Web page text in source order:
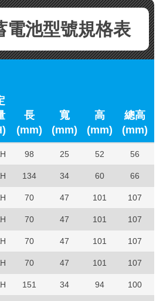
電池型號規格表
長
(mm)
寬
(mm)
高
(mm)
總高
(mm)
98 25 52 56
134 34 60 66
70 47 101 107
70 47 101 107
70 47 101 107
70 47 101 107
151 34 94 100